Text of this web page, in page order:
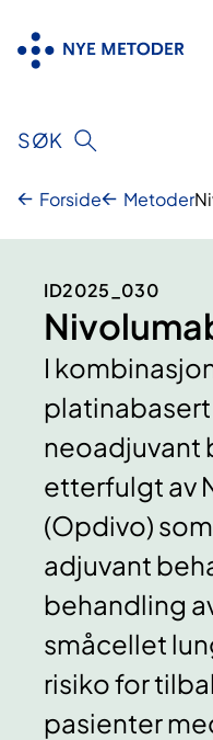
innhold
SØK
Forside Metoder
ID2025_030
I
neoadjuvant
etterfulgt av
(Opdivo)
adjuvant
behandling
småcellet
risiko for
pasienter